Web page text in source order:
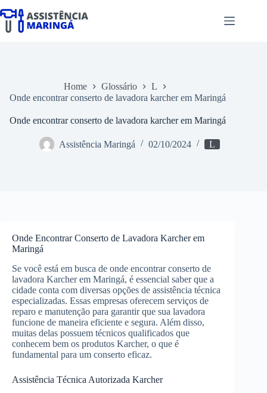
para
Home Glossário
L
Onde encontrar conserto de lavadora karcher em Maringá
Onde encontrar conserto de lavadora karcher em Maringá
Assistência Maringá 02/10/2024 L
Onde Encontrar Conserto de Lavadora Karcher em
Maringá
Se você está em busca de onde encontrar conserto de
lavadora Karcher em Maringá, é essencial saber que a
cidade conta com diversas opções de assistência técnica
especializadas. Essas empresas oferecem serviços de
reparo e manutenção para garantir que sua lavadora
funcione de maneira eficiente e segura. Além disso,
muitas delas possuem técnicos qualificados que
conhecem bem os produtos Karcher, o que é
fundamental para um conserto eficaz.
Assistência Técnica Autorizada Karcher